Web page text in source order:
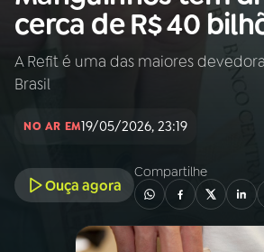
Nacional
AO VIVO
INÍCIO
A RÁDIO
PROGRAMAÇÃO
cerca de R$ 40
A Refit é uma das maiores
Brasil
NO AR EM19/05/2026, 23:19
Ouça agora
Compartilhe